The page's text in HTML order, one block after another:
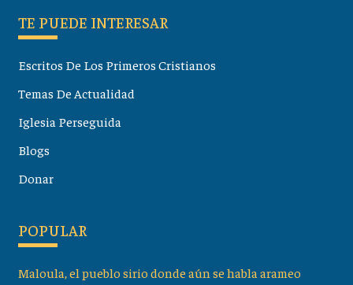
TE PUEDE INTERESAR
Escritos De Los Primeros Cristianos
Temas De Actualidad
Iglesia Perseguida
Blogs
Donar
POPULAR
Maloula, el pueblo sirio donde aún se habla arameo